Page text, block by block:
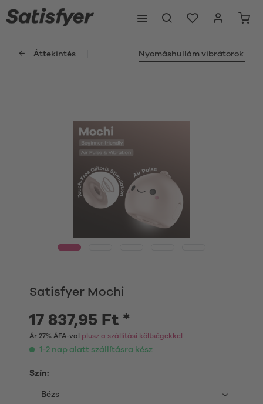
Áttekintés Nyomáshullám vibrátorok
Satisfyer Mochi
17 837,95 Ft *
Ár 27% ÁFA-val plusz a szállítási költségekkel
1-2 nap alatt szállításra kész
Szín: